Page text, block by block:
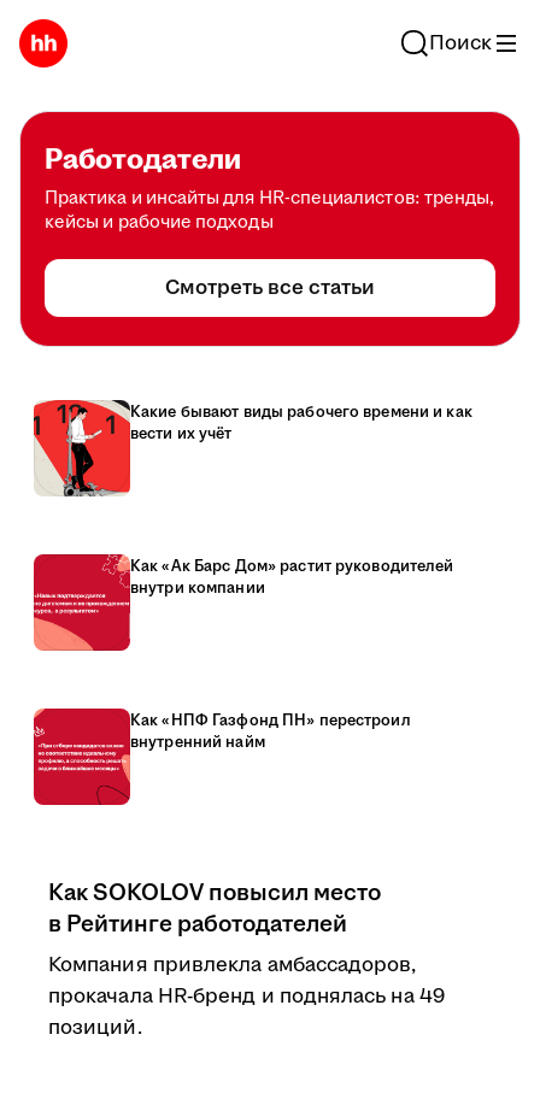
Поиск
Работодатели
Практика и инсайты для HR-специалистов: тренды,
кейсы и рабочие подходы
Смотреть все статьи
Какие бывают виды рабочего времени и как
вести их учёт
Как «Ак Барс Дом» растит руководителей
внутри компании
Как «НПФ Газфонд ПН» перестроил
внутренний найм
Как SOKOLOV повысил место
в Рейтинге работодателей
Компания привлекла амбассадоров,
прокачала HR-бренд и поднялась на 49
позиций.